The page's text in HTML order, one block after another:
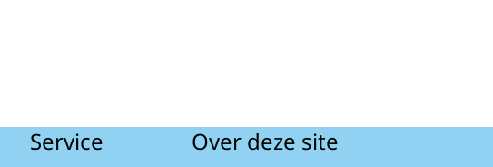
Service Over deze site